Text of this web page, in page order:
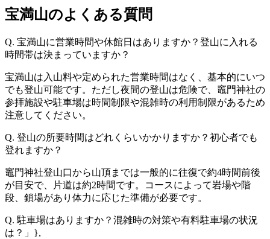
宝満山のよくある質問
Q. 宝満山に営業時間や休館日はありますか？登山に入れる
時間帯は決まっていますか？
宝満山は入山料や定められた営業時間はなく、基本的にいつ
でも登山可能です。ただし夜間の登山は危険で、竈門神社の
参拝施設や駐車場は時間制限や混雑時の利用制限があるため
注意してください。
Q. 登山の所要時間はどれくらいかかりますか？初心者でも
登れますか？
竈門神社登山口から山頂までは一般的に往復で約4時間前後
が目安で、片道は約2時間です。コースによって岩場や階
段、鎖場があり体力に応じた準備が必要です。
Q. 駐車場はありますか？混雑時の対策や有料駐車場の状況
は？」},